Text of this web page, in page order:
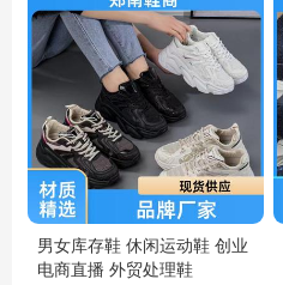
男女库存鞋 休闲运动鞋 创业
电商直播 外贸处理鞋